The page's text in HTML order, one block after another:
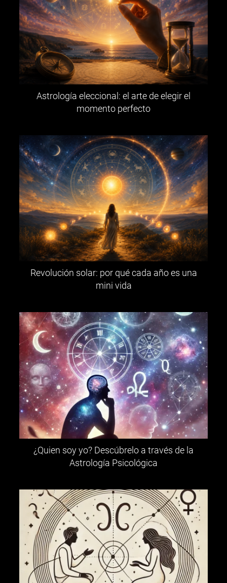
Astrología eleccional: el arte de elegir el
momento perfecto
Revolución solar: por qué cada año es una
mini vida
¿Quien soy yo? Descúbrelo a través de la
Astrología Psicológica